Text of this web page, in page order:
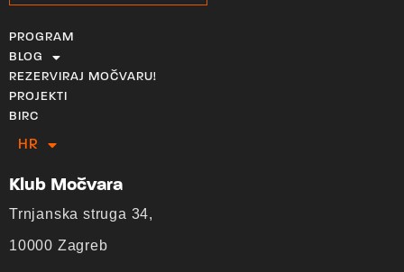
PROGRAM
BLOG
REZERVIRAJ MOČVARU!
PROJEKTI
BIRC
HR
EN
Klub Močvara
Trnjanska struga 34,
10000 Zagreb